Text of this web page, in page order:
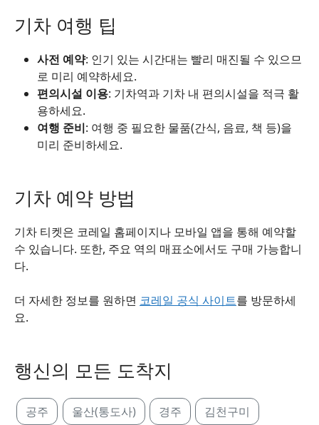
기차 여행 팁
사전 예약: 인기 있는 시간대는 빨리 매진될 수 있으므
로 미리 예약하세요.
편의시설 이용: 기차역과 기차 내 편의시설을 적극 활
용하세요.
여행 준비: 여행 중 필요한 물품(간식, 음료, 책 등)을
미리 준비하세요.
기차 예약 방법
기차 티켓은 코레일 홈페이지나 모바일 앱을 통해 예약할
수 있습니다. 또한, 주요 역의 매표소에서도 구매 가능합니
다.
더 자세한 정보를 원하면 코레일 공식 사이트를 방문하세
요.
행신의 모든 도착지
공주 울산(통도사) 경주 김천구미